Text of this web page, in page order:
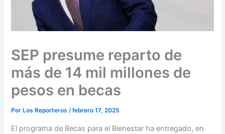
SEP presume reparto de
más de 14 mil millones de
pesos en becas
Por Los Reporteros/febrero 17, 2025
El programa de Becas para el Bienestar ha entregado, en